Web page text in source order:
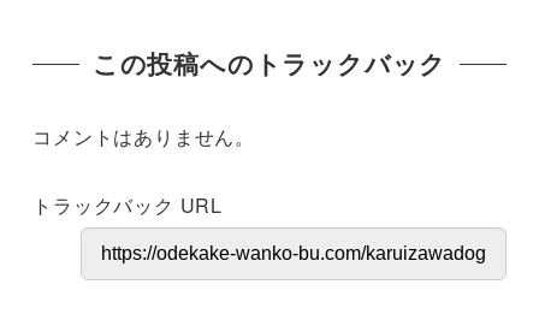
この投稿へのトラックバック
コメントはありません。
トラックバック URL